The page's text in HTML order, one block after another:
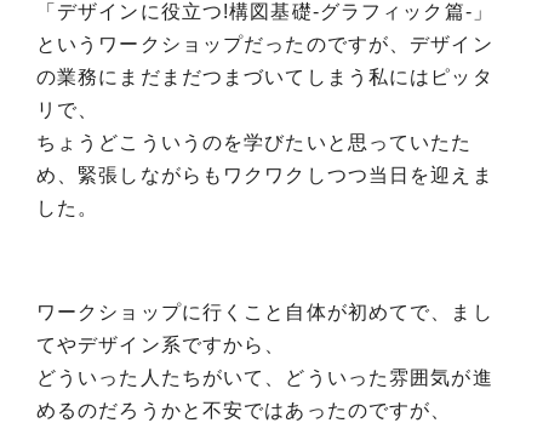
「デザインに役立つ!構図基礎-グラフィック篇-」
というワークショップだったのですが、デザイン
の業務にまだまだつまづいてしまう私にはピッタ
リで、
ちょうどこういうのを学びたいと思っていたた
め、緊張しながらもワクワクしつつ当日を迎えま
した。
ワークショップに行くこと自体が初めてで、まし
てやデザイン系ですから、
どういった人たちがいて、どういった雰囲気が進
めるのだろうかと不安ではあったのですが、